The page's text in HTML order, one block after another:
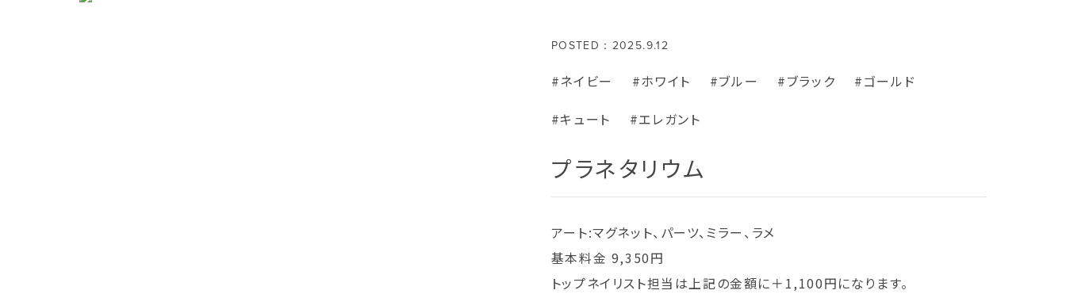
POSTED：2025.9.12
#ネイビー #ホワイト #ブルー #ブラック
#ゴールド
#キュート
#エレガント
プラネタリウム
アート:マグネット、パーツ、ミラー、ラメ
基本料金 9,350円
トップネイリスト担当は上記の金額に＋1,100円になります。